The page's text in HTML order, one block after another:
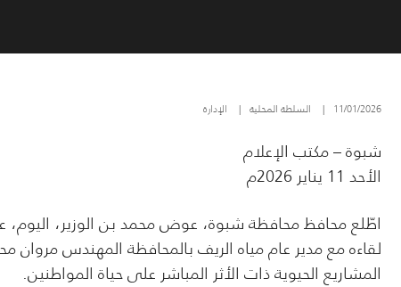
11/01/2026
| السلطة المحلية | الإدارة
شبوة – مكتب الإعلام
الأحد 11 يناير 2026م
اطّلع محافظ محافظة شبوة، عوض محمد بن الوزير،
لقاءه مع مدير عام مياه الريف بالمحافظة المهندس
المشاريع الحيوية ذات الأثر المباشر على حياة المواطنين.